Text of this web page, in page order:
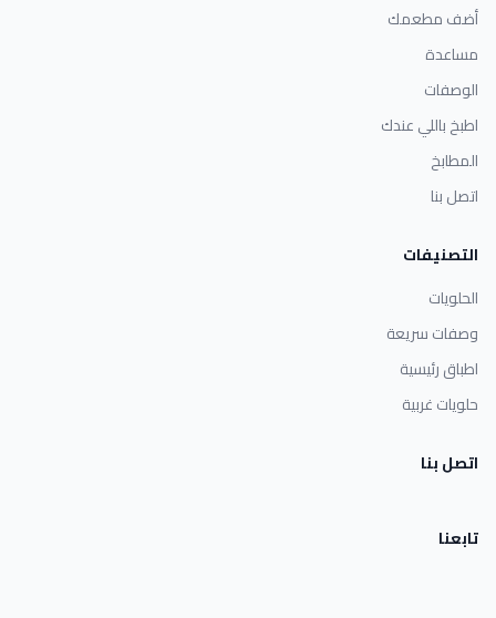
أضف مطعمك
مساعدة
الوصفات
اطبخ باللي عندك
المطابخ
اتصل بنا
التصنيفات
الحلويات
وصفات سريعة
اطباق رئيسية
حلويات غربية
اتصل بنا
تابعنا